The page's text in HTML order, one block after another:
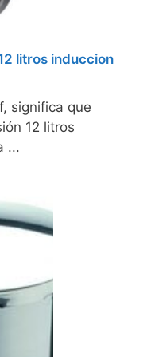
litros induccion
significa que
12 litros
...